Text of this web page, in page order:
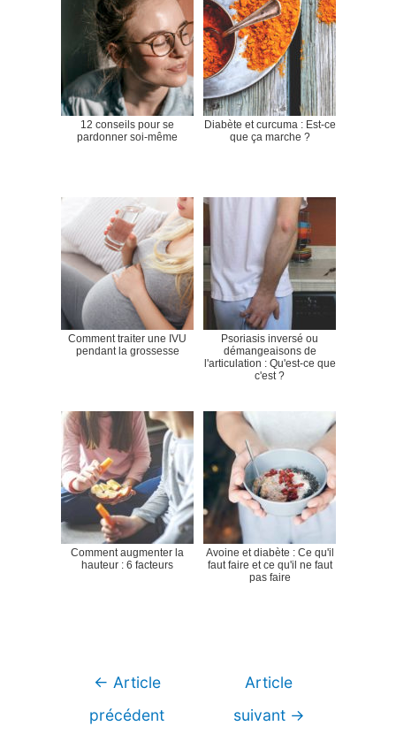
12 conseils pour se
pardonner soi-même
Diabète et curcuma : Est-ce
que ça marche ?
Comment traiter une IVU
pendant la grossesse
Psoriasis inversé ou
démangeaisons de
l'articulation : Qu'est-ce que
c'est ?
Comment augmenter la
hauteur : 6 facteurs
Avoine et diabète : Ce qu'il
faut faire et ce qu'il ne faut
pas faire
Navigation
← Article
précédent
Article
suivant →